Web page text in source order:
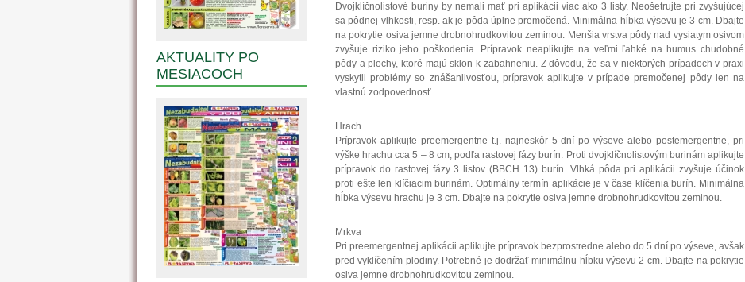
Dvojklíčnolistové buriny by nemali mať pri aplikácii viac ako 3 listy. Neošetrujte pri zvyšujúcej
sa pôdnej vlhkosti, resp. ak je pôda úplne premočená. Minimálna hĺbka výsevu je 3 cm. Dbajte
na pokrytie osiva jemne drobnohrudkovitou zeminou. Menšia vrstva pôdy nad vysiatym osivom
zvyšuje riziko jeho poškodenia. Prípravok neaplikujte na veľmi ľahké na humus chudobné
pôdy a plochy, ktoré majú sklon k zabahneniu. Z dôvodu, že sa v niektorých prípadoch v praxi
vyskytli problémy so znášanlivosťou, prípravok aplikujte v prípade premočenej pôdy len na
vlastnú zodpovednosť.
Hrach
Prípravok aplikujte preemergentne t.j. najneskôr 5 dní po výseve alebo postemergentne, pri
výške hrachu cca 5 – 8 cm, podľa rastovej fázy burín. Proti dvojklíčnolistovým burinám aplikujte
prípravok do rastovej fázy 3 listov (BBCH 13) burín. Vlhká pôda pri aplikácii zvyšuje účinok
proti ešte len klíčiacim burinám. Optimálny termín aplikácie je v čase klíčenia burín. Minimálna
hĺbka výsevu hrachu je 3 cm. Dbajte na pokrytie osiva jemne drobnohrudkovitou zeminou.
Mrkva
Pri preemergentnej aplikácii aplikujte prípravok bezprostredne alebo do 5 dní po výseve, avšak
pred vyklíčením plodiny. Potrebné je dodržať minimálnu hĺbku výsevu 2 cm. Dbajte na pokrytie
osiva jemne drobnohrudkovitou zeminou.
AKTUALITY PO
MESIACOCH